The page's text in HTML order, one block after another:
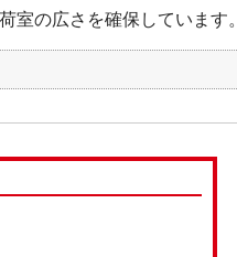
室の広さを確保しています。